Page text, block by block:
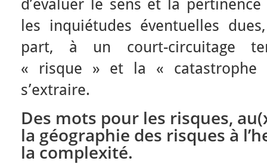
d’évaluer le sens et la
les inquiétudes éventuelles
part, à un court-circuitage
« risque » et la «
s’extraire.
Des mots pour les risques,
la géographie des risques à
la complexité.